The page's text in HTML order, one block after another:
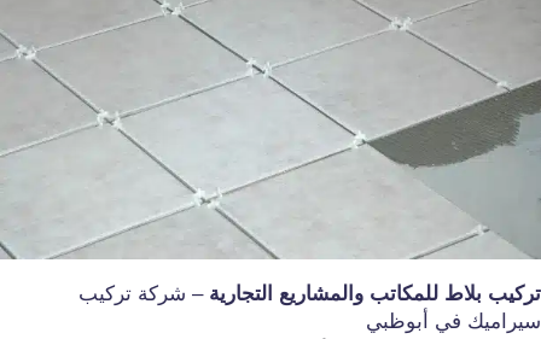
تركيب بلاط للمكاتب والمشاريع التجارية – شركة تركيب
سيراميك في أبوظبي